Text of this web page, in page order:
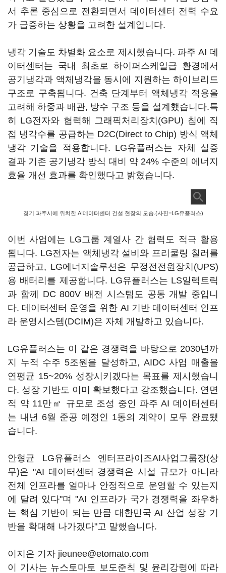
서 추론 중심으로 전환되면서 데이터센터 전력 수요
가 급증하는 상황을 고려한 설계입니다.
냉각 기술도 차별화 요소로 제시했습니다. 파주 AI 데
이터센터는 국내 최초로 하이퍼스케일급 환경에서
공기냉각과 액체냉각을 동시에 지원하는 하이브리드
구조로 구축됩니다. 건축 단계부터 액체냉각 적용을
고려해 하중과 배관, 방수 구조 등을 설계했습니다.특
히 LG전자와 협력해 그래픽처리장치(GPU) 칩에 직
접 냉각수를 공급하는 D2C(Direct to Chip) 방식 액체
냉각 기술을 적용합니다. LG유플러스는 자체 실증
결과 기존 공기냉각 방식 대비 약 24% 수준의 에너지
효율 개선 효과를 확인했다고 밝혔습니다.
경기 파주시에 위치한 AI데이터센터 건설 현장의 모습.(사진=LG유플러스)
이번 사업에는 LG그룹 계열사 간 협력도 적극 활용
됩니다. LG전자는 액체냉각 설비와 프리쿨링 칠러를
공급하고, LG에너지솔루션은 무정전전원장치(UPS)
용 배터리를 제공합니다. LG유플러스는 LS일렉트릭
과 함께 DC 800V 배전 시스템도 공동 개발 중입니
다. 데이터센터 운영을 위한 AI 기반 데이터센터 인프
라 운영시스템(DCIM)은 자체 개발하고 있습니다.
LG유플러스는 이 같은 경쟁력을 바탕으로 2030년까
지 누적 수주 5조원을 달성하고, AIDC 사업 매출을
연평균 15~20% 성장시키겠다는 목표를 제시했습니
다. 성장 기반도 이미 확보했다고 강조했습니다. 연면
적 약 11만㎡ 규모로 조성 중인 파주 AI 데이터센터
는 내년 6월 준공 예정인 1동의 계약이 모두 완료됐
습니다.
안형균 LG유플러스 엔터프라이즈AI사업그룹장(상
무)은 "AI 데이터센터 경쟁력은 시설 규모가 아니라
전체 인프라를 얼마나 안정적으로 운영할 수 있는지
에 달려 있다"며 "AI 인프라가 국가 경쟁력을 좌우하
는 핵심 기반이 되는 만큼 대한민국 AI 산업 성장 기
반을 확대해 나가겠다"고 말했습니다.
이지은 기자 jieunee@etomato.com
이 기사는 뉴스토마토 보도준칙 및 윤리강령에 따라